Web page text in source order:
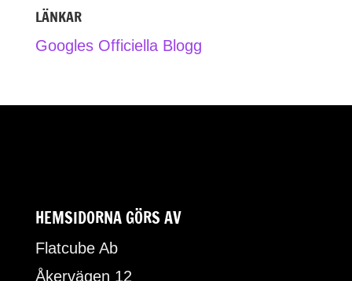
LÄNKAR
Googles Officiella Blogg
HEMSIDORNA GÖRS AV
Flatcube Ab
Åkervägen 12